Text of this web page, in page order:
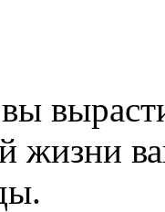
жизни